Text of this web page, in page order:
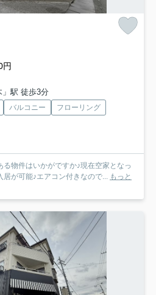
円
」駅 徒歩3分
バルコニー
フローリング
物件はいかがですか♪現在空家となっ
が可能♪エアコン付きなので...
もっと